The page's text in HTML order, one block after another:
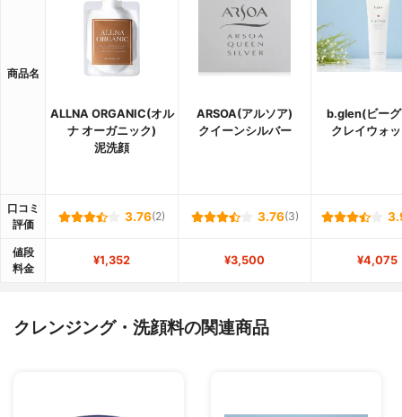
商品名
ALLNA ORGANIC(オル
ナ オーガニック)
泥洗顔
ARSOA(アルソア)
クイーンシルバー
b.glen(ビー
クレイウォ
口コミ
評価
3.76(2) 3.76(3)
値段
料金
¥1,352 ¥3,500 ¥4,075
クレンジング・洗顔料の関連商品